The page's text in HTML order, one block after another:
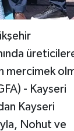
mercimek
- Kayseri
Kayseri
Nohut ve